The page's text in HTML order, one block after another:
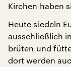
Kirchen haben
Heute siedeln
ausschließlich
brüten und
dort werden